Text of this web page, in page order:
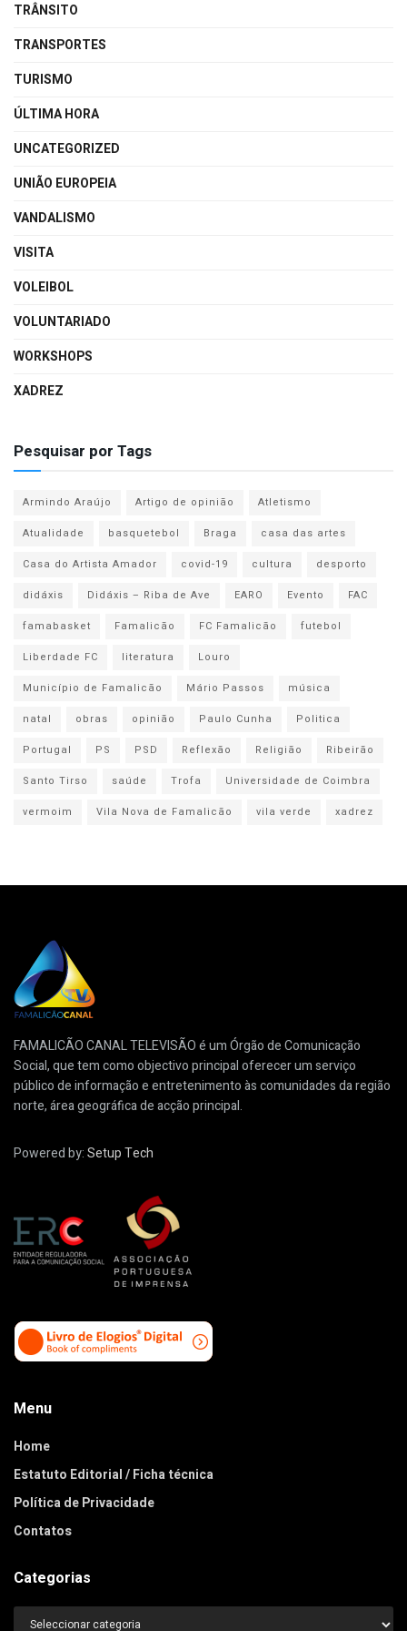
TRÂNSITO
TRANSPORTES
TURISMO
ÚLTIMA HORA
UNCATEGORIZED
UNIÃO EUROPEIA
VANDALISMO
VISITA
VOLEIBOL
VOLUNTARIADO
WORKSHOPS
XADREZ
Pesquisar por Tags
Armindo Araújo Artigo de opinião
Atletismo
Atualidade
basquetebol Braga
casa das artes
Casa do Artista Amador
covid-19 cultura
desporto
didáxis
Didáxis – Riba de Ave EARO Evento
FAC
famabasket
Famalicão FC Famalicão
futebol
Liberdade FC
literatura
Louro
Município de Famalicão
Mário Passos
música
natal
obras opinião Paulo Cunha
Politica
Portugal
PS PSD Reflexão Religião
Ribeirão
Santo Tirso
saúde Trofa
Universidade de Coimbra
vermoim
Vila Nova de Famalicão vila verde xadrez
FAMALICÃO CANAL TELEVISÃO é um Órgão de Comunicação
Social, que tem como objectivo principal oferecer um serviço
público de informação e entretenimento às comunidades da região
norte, área geográfica de acção principal.
Powered by:Setup Tech
Menu
Home
Estatuto Editorial / Ficha técnica
Política de Privacidade
Contatos
Categorias
Categorias